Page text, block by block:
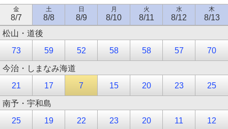
金
8/7
土
8/8
日
8/9
月
8/10
火
8/11
水
8/12
木
8/13
松山・道後
73
59 52 58 58 57 70
今治・しまなみ海道
21
17 7 15 20 23 25
南予・宇和島
25
19 22 23 20 11 12